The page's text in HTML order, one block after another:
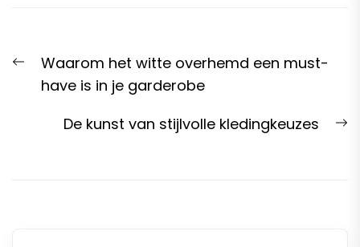
navigation
Previous
post:
Waarom het witte overhemd een must-
have is in je garderobe
De kunst van stijlvolle kledingkeuzes